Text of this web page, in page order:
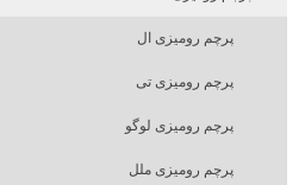
پرچم رومیزی ال
پرچم رومیزی تی
پرچم رومیزی لوگو
پرچم رومیزی ملل